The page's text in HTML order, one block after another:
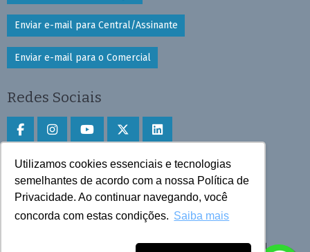
Utilizamos cookies essenciais e tecnologias
semelhantes de acordo com a nossa Política de
Privacidade. Ao continuar navegando, você
concorda com estas condições. Saiba mais
Enviar e-mail para Central/Assinante
Enviar e-mail para o Comercial
Redes Sociais
Faça download do aplicativo
Play Store e App Store
Todos os direitos reservados © 2025 Cruzeiro do Sul